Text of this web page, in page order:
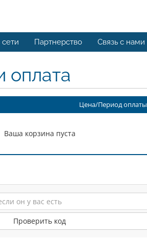
сети Партнерство Связь с нами
оплата
Цена/Период оплаты
Ваша корзина пуста
Проверить код